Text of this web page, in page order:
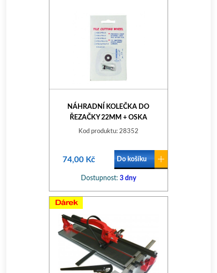
NÁHRADNÍ KOLEČKA DO
ŘEZAČKY 22MM + OSKA
Kod produktu: 28352
74,00 Kč Do košíku
Dostupnost: 3 dny